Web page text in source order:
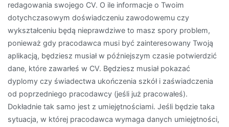
redagowania swojego CV. O ile informacje o Twoim
dotychczasowym doświadczeniu zawodowemu czy
wykształceniu będą nieprawdziwe to masz spory problem,
ponieważ gdy pracodawca musi być zainteresowany Twoją
aplikacją, będziesz musiał w późniejszym czasie potwierdzić
dane, które zawarłeś w CV. Będziesz musiał pokazać
dyplomy czy świadectwa ukończenia szkół i zaświadczenia
od poprzedniego pracodawcy (jeśli już pracowałeś).
Dokładnie tak samo jest z umiejętnościami. Jeśli będzie taka
sytuacja, w której pracodawca wymaga danych umiejętności,